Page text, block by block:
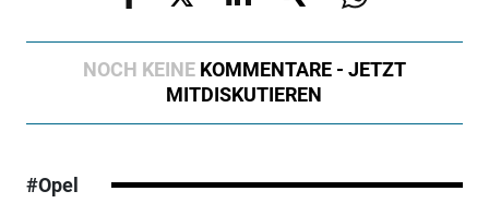
NOCH KEINE KOMMENTARE - JETZT
MITDISKUTIEREN
#Opel